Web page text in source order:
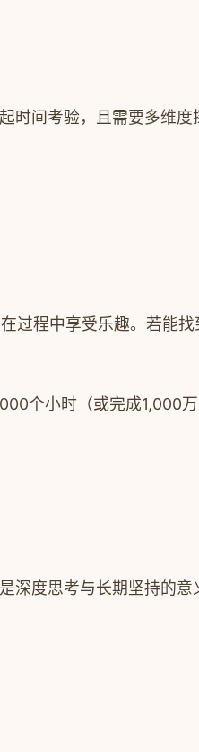
间考验，且需要多维度
过程中享受乐趣。若能
个小时（或完成1,000
度思考与长期坚持的意